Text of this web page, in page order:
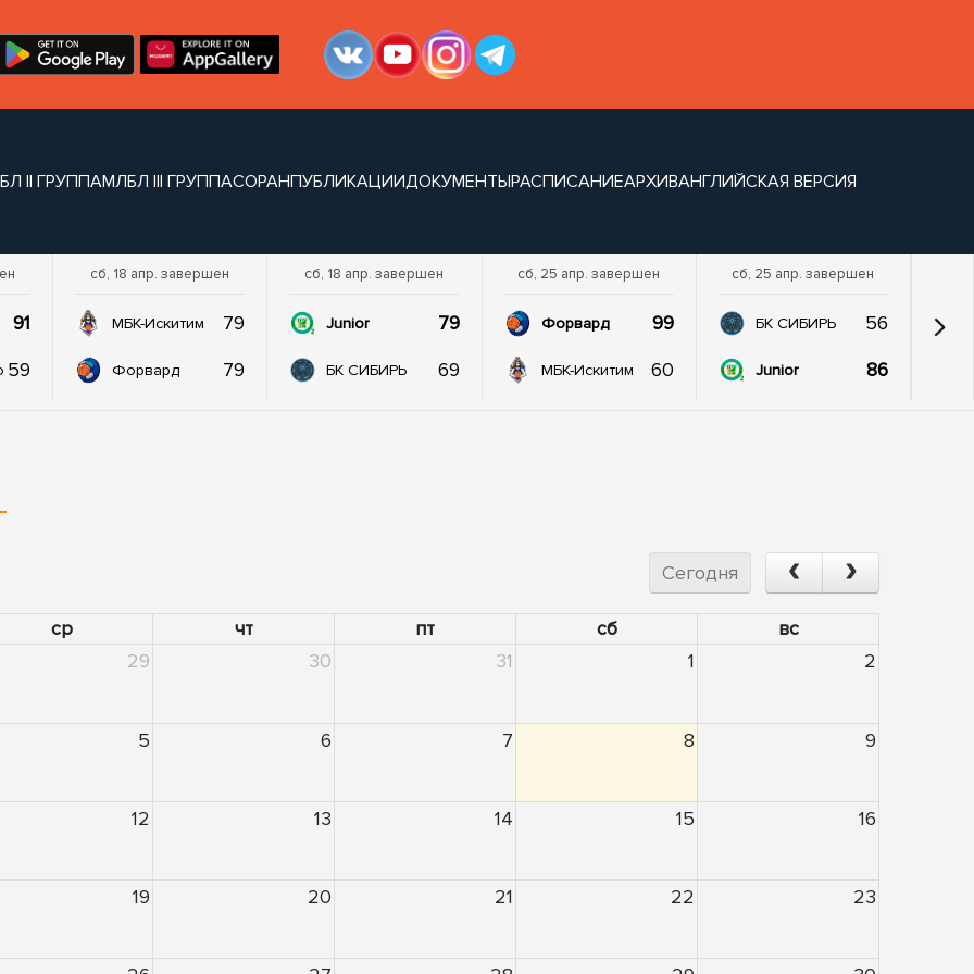
II ГРУППАМЛБЛ III ГРУППАСОРАНПУБЛИКАЦИИДОКУМЕНТЫРАСПИСАНИЕАРХИВАНГЛИЙСКАЯ ВЕРСИЯ
91
59
сб, 18 апр. завершен
МБК-Искитим 79
Форвард 79
сб, 18 апр. завершен
Junior 79
БК СИБИРЬ 69
сб, 25 апр. завершен
Форвард 99
МБК-Искитим 60
сб, 25 апр. завершен
БК СИБИРЬ 56
Junior 86
Сегодня
ср чт пт сб
вс
29 30 31 1 2
5 6 7 8 9
12 13 14 15 16
19 20 21 22 23